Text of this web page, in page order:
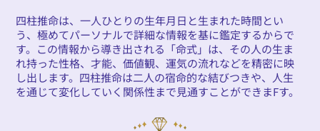
四柱推命は、一人ひとりの生年月日と生まれた時間とい
う、極めてパーソナルで詳細な情報を基に鑑定するからで
す。この情報から導き出される「命式」は、その人の生ま
れ持った性格、才能、価値観、運気の流れなどを精密に映
し出します。四柱推命は二人の宿命的な結びつきや、人生
を通じて変化していく関係性まで見通すことができまFす。